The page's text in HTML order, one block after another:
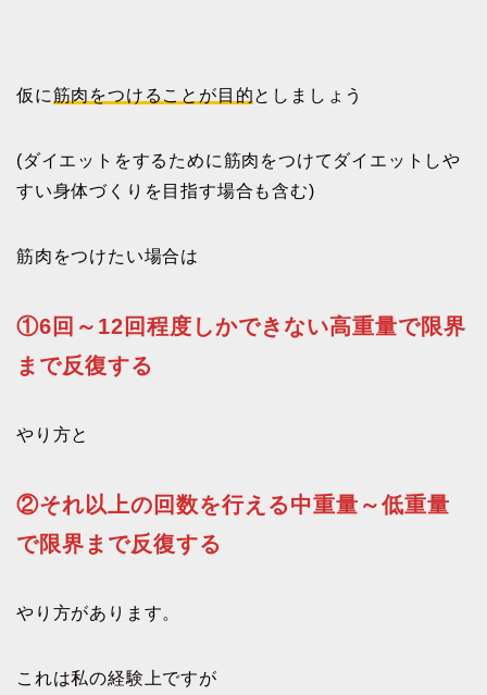
仮に筋肉をつけることが目的としましょう
(ダイエットをするために筋肉をつけてダイエットしや
すい身体づくりを目指す場合も含む)
筋肉をつけたい場合は
①6回～12回程度しかできない高重量で限界
まで反復する
やり方と
②それ以上の回数を行える中重量～低重量
で限界まで反復する
やり方があります。
これは私の経験上ですが